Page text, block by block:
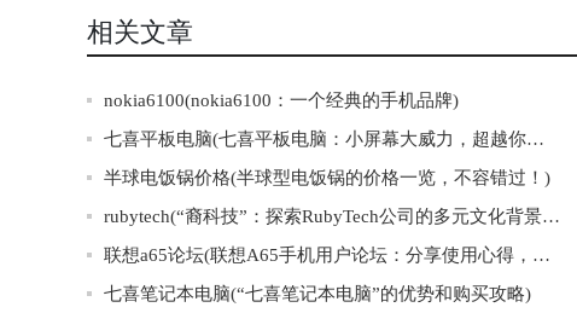
相关文章
nokia6100(nokia6100：一个经典的手机品牌)
七喜平板电脑(七喜平板电脑：小屏幕大威力，超越你的流行生活！)
半球电饭锅价格(半球型电饭锅的价格一览，不容错过！)
rubytech(“裔科技”：探索RubyTech公司的多元文化背景及其影响)
联想a65论坛(联想A65手机用户论坛：分享使用心得，解决问题交流技巧)
七喜笔记本电脑(“七喜笔记本电脑”的优势和购买攻略)